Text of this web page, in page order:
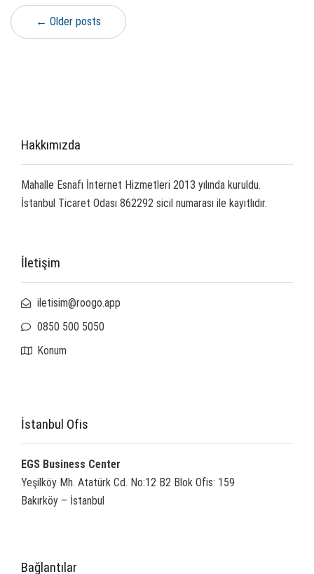
← Older posts
Hakkımızda
Mahalle Esnafı İnternet Hizmetleri 2013 yılında kuruldu.
İstanbul Ticaret Odası 862292 sicil numarası ile kayıtlıdır.
İletişim
iletisim@roogo.app
0850 500 5050
Konum
İstanbul Ofis
EGS Business Center
Yeşilköy Mh. Atatürk Cd. No:12 B2 Blok Ofis: 159
Bakırköy – İstanbul
Bağlantılar